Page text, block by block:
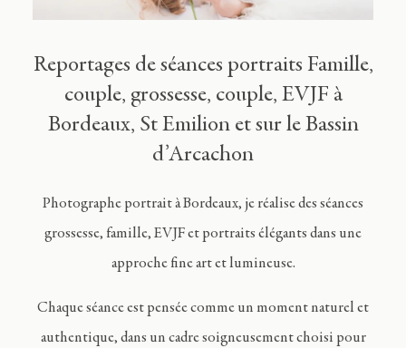
Reportages de séances portraits Famille,
couple, grossesse, couple, EVJF à
Bordeaux, St Emilion et sur le Bassin
d’Arcachon
Photographe portrait à Bordeaux, je réalise des séances
grossesse, famille, EVJF et portraits élégants dans une
approche fine art et lumineuse.
Chaque séance est pensée comme un moment naturel et
authentique, dans un cadre soigneusement choisi pour
Journal
FR